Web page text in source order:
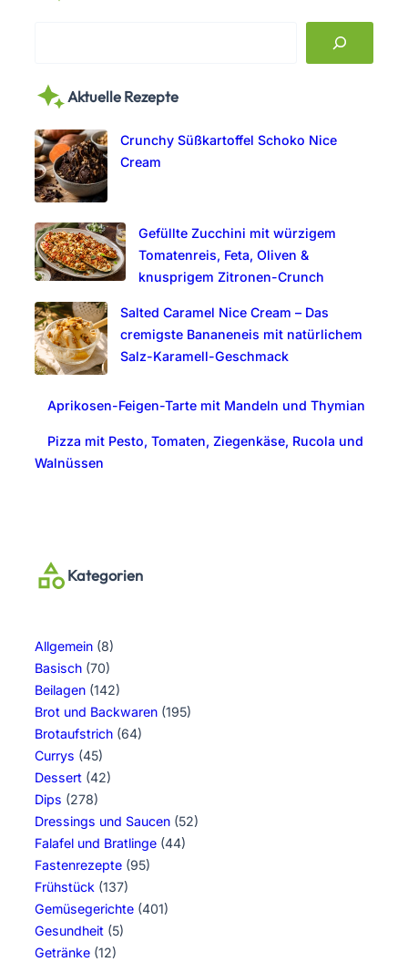
r
h
Aktuelle Rezepte
Crunchy Süßkartoffel Schoko Nice
Cream
Gefüllte Zucchini mit würzigem
Tomatenreis, Feta, Oliven &
knusprigem Zitronen-Crunch
Salted Caramel Nice Cream – Das
cremigste Bananeneis mit natürlichem
Salz-Karamell-Geschmack
Aprikosen-Feigen-Tarte mit Mandeln und Thymian
Pizza mit Pesto, Tomaten, Ziegenkäse, Rucola und
Walnüssen
Kategorien
Allgemein (8)
Basisch (70)
Beilagen (142)
Brot und Backwaren (195)
Brotaufstrich (64)
Currys (45)
Dessert (42)
Dips (278)
Dressings und Saucen (52)
Falafel und Bratlinge (44)
Fastenrezepte (95)
Frühstück (137)
Gemüsegerichte (401)
Gesundheit (5)
Getränke (12)